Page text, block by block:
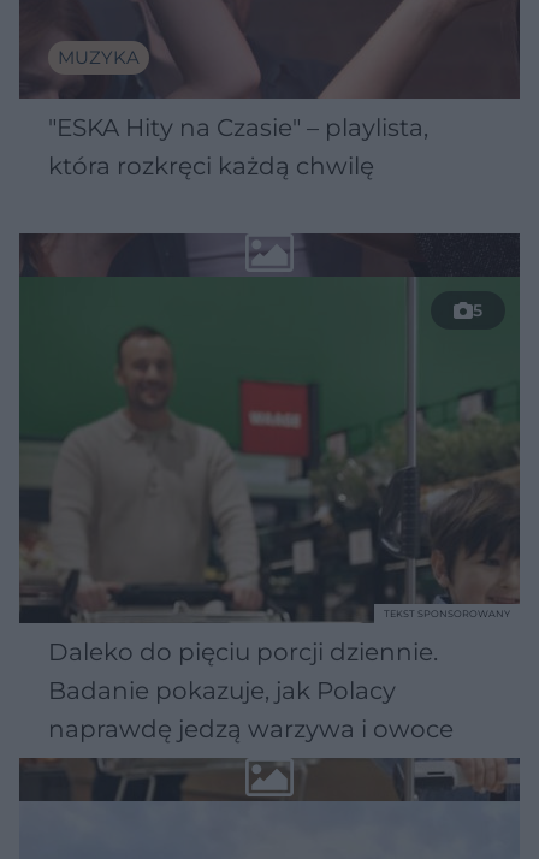
MUZYKA
"ESKA Hity na Czasie" – playlista,
która rozkręci każdą chwilę
5
Daleko do pięciu porcji dziennie.
Badanie pokazuje, jak Polacy
naprawdę jedzą warzywa i owoce
TEKST SPONSOROWANY